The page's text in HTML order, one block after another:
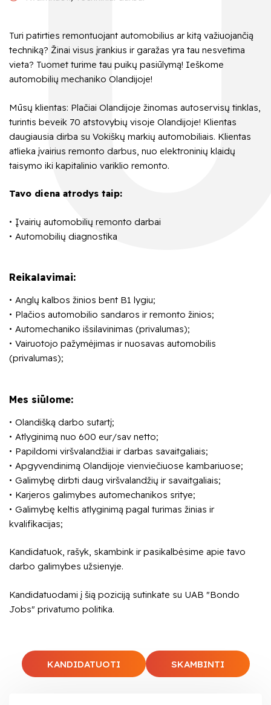
Turi patirties remontuojant automobilius ar kitą važiuojančią
techniką? Žinai visus įrankius ir garažas yra tau nesvetima
vieta? Tuomet turime tau puikų pasiūlymą! Ieškome
automobilių mechaniko Olandijoje!
Mūsų klientas: Plačiai Olandijoje žinomas autoservisų tinklas,
turintis beveik 70 atstovybių visoje Olandijoje! Klientas
daugiausia dirba su Vokiškų markių automobiliais. Klientas
atlieka įvairius remonto darbus, nuo elektroninių klaidų
taisymo iki kapitalinio variklio remonto.
Tavo diena atrodys taip:
Įvairių automobilių remonto darbai
Automobilių diagnostika
Reikalavimai:
Anglų kalbos žinios bent B1 lygiu;
Plačios automobilio sandaros ir remonto žinios;
Automechaniko išsilavinimas (privalumas);
Vairuotojo pažymėjimas ir nuosavas automobilis
(privalumas);
Mes siūlome:
Olandišką darbo sutartį;
Atlyginimą nuo 600 eur/sav netto;
Papildomi viršvalandžiai ir darbas savaitgaliais;
Apgyvendinimą Olandijoje vienviečiuose kambariuose;
Galimybę dirbti daug viršvalandžių ir savaitgaliais;
Karjeros galimybes automechanikos sritye;
Galimybę keltis atlyginimą pagal turimas žinias ir
kvalifikacijas;
Kandidatuok, rašyk, skambink ir pasikalbėsime apie tavo
darbo galimybes užsienyje.
Kandidatuodami į šią poziciją sutinkate su UAB "Bondo
Jobs" privatumo politika.
KANDIDATUOTI SKAMBINTI